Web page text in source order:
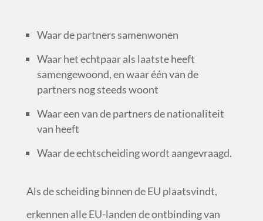
Waar de partners samenwonen
Waar het echtpaar als laatste heeft
samengewoond, en waar één van de
partners nog steeds woont
Waar een van de partners de nationaliteit
van heeft
Waar de echtscheiding wordt aangevraagd.
Als de scheiding binnen de EU plaatsvindt,
erkennen alle EU-landen de ontbinding van